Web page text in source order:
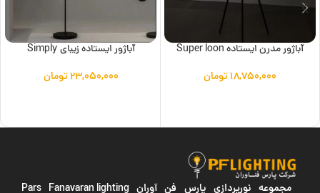
آباژور مدرن ایستاده Super loon
۱۸,۷۵۰,۰۰۰ تومان
آباژور ایستاده زیبای Simply
۲۳,۰۵۰,۰۰۰تومان
مجموعه نورپردازی پارس فن آوران Pars Fanavaran lighting